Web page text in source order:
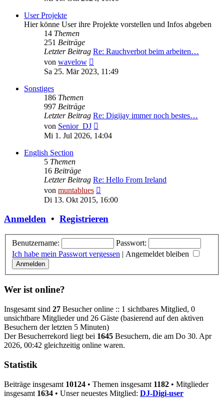
User Projekte
Hier könne User ihre Projekte vorstellen und Infos abgeben
14 Themen
251 Beiträge
Letzter Beitrag Re: Rauchverbot beim arbeiten…
von wavelow
Beitrag
Sa 25. Mär 2023, 11:49
Sonstiges
186 Themen
997 Beiträge
Letzter Beitrag Re: Digijay immer noch bestes…
von Senior_DJ
Beitrag
Mi 1. Jul 2026, 14:04
English Section
5 Themen
16 Beiträge
Letzter Beitrag Re: Hello From Ireland
von muntablues
Beitrag
Di 13. Okt 2015, 16:00
Anmelden • Registrieren
Benutzername:
Passwort:
Ich habe mein Passwort vergessen | Angemeldet bleiben
Wer ist online?
Insgesamt sind 27 Besucher online :: 1 sichtbares Mitglied, 0
unsichtbare Mitglieder und 26 Gäste (basierend auf den aktiven
Besuchern der letzten 5 Minuten)
Der Besucherrekord liegt bei 1645 Besuchern, die am Do 30. Apr
2026, 00:42 gleichzeitig online waren.
Statistik
Beiträge insgesamt 10124 • Themen insgesamt 1182 • Mitglieder
insgesamt 1634 • Unser neuestes Mitglied: DJ-Digi-user